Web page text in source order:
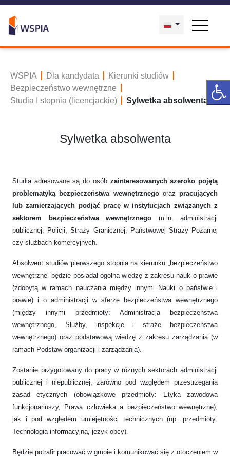
WSPIA Dla kandydata
Kierunki studiów
Bezpieczeństwo wewnętrzne
Studia I stopnia (licencjackie)
Sylwetka absolwenta
Sylwetka absolwenta
Studia adresowane są do osób zainteresowanych szeroko pojętą
problematyką bezpieczeństwa wewnętrznegooraz pracujących
lub zamierzających podjąć pracę w instytucjach związanych z
sektorem bezpieczeństwa wewnętrznego m.in. administracji
publicznej, Policji, Straży Granicznej, Państwowej Straży Pożarnej
czy służbach komercyjnych.
Absolwent studiów pierwszego stopnia na kierunku „bezpieczeństwo
wewnętrzne” będzie posiadał ogólną wiedzę z zakresu nauk o prawie
(zdobytą w ramach nauczania między innymi Nauki o państwie i
prawie) i o administracji w sferze bezpieczeństwa wewnętrznego
(między innymi przedmioty: Administracja bezpieczeństwa
wewnętrznego, Służby, inspekcje i straże bezpieczeństwa
wewnętrznego) oraz podstawową wiedzę z zakresu zarządzania (w
ramach Podstaw organizacji i zarządzania).
Zostanie przygotowany do pracy w różnych sektorach administracji
publicznej i niepublicznej, zarówno pod względem przestrzegania
zasad etycznych (obowiązkowe przedmioty: Etyka zawodowa
funkcjonariuszy, Prawa człowieka a bezpieczeństwo wewnętrzne),
jak i pod względem umiejętności technicznych (np. przedmioty:
Technologia informacyjna, język obcy).
Będzie potrafił pracować w grupie i komunikować się z otoczeniem w